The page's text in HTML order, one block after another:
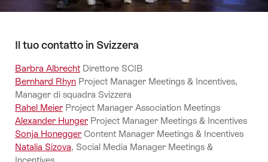
Il tuo contatto in Svizzera
Barbra Albrecht Direttore SCIB
Bernhard Rhyn Project Manager Meetings & Incentives,
Manager di squadra Svizzera
Rahel Meier Project Manager Association Meetings
Alexander Hunger Project Manager Meetings & Incentives
Sonja Honegger Content Manager Meetings & Incentives
Natalia Sizova, Social Media Manager Meetings &
Incentives